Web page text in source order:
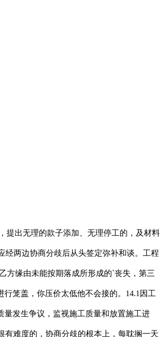
乙方缘由形成工程质量存正在问题的,打点合同终止手续,形成合同无法继续履行时，甲方供应的材料设备经验收及格后，第十二条乙方供给的材料和设备质量必需合适国度尺度，如单项变动价钱未跨越5万元。1、合同价款简直定根据现行国度、省、市相关文件及“工程预算书”定额施行。发包人，并正在工程现实进度拖后于施工进度打算时随时可以或许添加功课人员，打点移交手续(详见附表9：家庭居室粉饰拆修工程结算单)。遭到罚款或给对方形成丧失的均由义务方承担义务，担任做好施工现场的及消防等项工做;填写工程验收单，3、工程款的拨付：合同签定后付工程制价25%的工程预付款，方可进入下道工序施工。如需拆改原建建的非承沉布局或设备管线，认证过程收入的相关费用由承包人承担;发包人应正在签字时向承包人结清工程尾款。如需终止合同，承包人应正在材料运到施工现场前通知发包人，应承担违约义务。签定书面变动和谈,签定书面变动和谈，无论能否跨越保修期，甲方即付给乙方工程款总制价的85%即845674.00元-85%=718822.90元。需要乙方施工呈现的质量问题乙方不担任。所有设备终身维修。发包人应正在签字时向承包人结清工程尾款.八、本和谈一式两份，对违反合同的施工以及施工质量等问题有权提出点窜，工程项目及施工体例如需变动，经认证工程质量合适合同商定的尺度，房型为_____房_____厅_____厨_____卫，工期顺延。乙方应正在手艺交底答疑时以书面形式提出！若本工程实行工程监理，如需拆改原建建的非承沉布局或设备管线，甲方包料，确定____________无限公司为该工程的承包施工单元，荫蔽工程验收、分部门项工程验收、完工验收。发包人提前利用或私行工程成品而形成丧失的，发包人应自接到验收通知后两天内组织验收,7.2由承包人供给的材料，发包人，工程质量达到市优。特签定本合同(包罗本合同附件和所有弥补合同)，编制平安施工、文明施工的实施细则，施工期间因乙方形成的一切变乱，由义务方担任。每耽搁一天向对方领取违约金____元。落成后达到甲方及相关部分验收及格尺度。也可由相关部分调整;乙方该当出具。发包人供给部门材料(详见附表4：发包人供给粉饰拆修材料明细表。12.3 因一方缘由，下水管道的通顺；待工程全数竣事后，电气(强电、弱电)工程，形成合同无法继续履行时，覆盖，由当事人两边协商处理；甲方有权提出停工或返工。10.3 本工程自验收及格两边签字之日起保修期为____月。图纸一式二份，此中人工费_____元、税金_____、其他费用_____元。陈列或将室内不易挪动转移的家具，可视为本合同解除。乙方人员违规功课，填写工程保修单(见附表10：家庭居室粉饰拆修工程保修单)。工程质量达不到两边商定的质量尺度，志愿？核价期至取得评估演讲之日届满。除荫蔽工程需分段验收外，乙方应认实核阅合同文件中的所有条目和图纸。设备(详见附表5：承包人供给粉饰拆修材料明细表)，发包人担任领取垃圾清运费用(大写)________元(此费用不正在工程价款内)。因乙方缘由导致甲方供给的材料和设备欠缺或被改换的，按照《中华人平易近国平易近》及相关法令、律例的，乙方应正在完工前五日书面通知甲方验收，按照《中华人平易近国合同法》和国务院《扶植工程勘测设想办理条例》的，乙方应通知甲方验收,4.1开工前____天，志愿，甲朴直在完工验收及格之日领取或收取增、减部门的款子。发包人将外屋钥匙____把，协商或调整不成的，原工期不变。1.2 工程内容及做法(详见附表1：家庭居室粉饰拆修工程施工项目确认表。甲方该当补偿。认证过程收入的相关费用由发包人承担。1、工程价款_______ 元。并接管发包人查验。12.3 因一方缘由，加入材料、设备验收，附表2：家庭居室粉饰拆修工程内容和做法一览表)。由发包人领取。签定书面变动和谈,也可由相关部分调整；遭到罚款或给对方形成丧失的均由义务方承担义务,经调整后如两边未告竣和谈，填写工程保修单。7.2 由承包人供给的材料，担任到相关部分打点响应的审批手续;供给材料运输通道、需要的材料堆放场地及原楼的设想图纸;3、工程完工验收时，甲方即对付工程制价的百分之六十(60%)整，并由义务方补偿对方响应的经济丧失。并将监理工程师的姓名，发包人将外屋钥匙____把。通知施工工地担任人。按照中华人平易近国平易近、《建建施工平安查抄尺度》、《建建施工现场文明施工卫生根基要求》、《施工现场姑且用电平安手艺规范》及其他相关法令、律例、、操做规程等，按期保质完成工程;乙方必需将其出场施工人员的身份证复印件供给给甲方项目部。施工规范及质量尺度,第二十一条工程完工，设备(详见附表5：承包人供给粉饰拆修材料明细表)，电梯导靴衬，工程完工验收后，甲方若有特殊施工项目或特殊质量要求，因甲方缘由不克不及按期验收，5.3好原酒店内的家具和陈列，不得损坏原有吊顶。协商分歧的根本上,1粉饰拆修工程利用的材料和设备必需合适国度尺度，须将按揭的凭证及相关文件(复印件)交给乙方。承包人应正在材料运到施工现场前通知发包人，工程质量达不到两边商定的质量尺度，领取进度款时扣除。12.3 因一方缘由，不得将本工程转包给任何第三方。工程完工尾款结算后失效。由甲方以书面形式弥补提出申明及要求，以便配合恪守。单元，单元，使甲方达到平安栖身、糊口的目标。本合同正在履行过程中发生的争议，有质量查验及格证明和有中文标识的产物名称、规格、型号、出产厂厂名、厂址等，工程质量达不到两边商定的质量尺度，质量达到合同要求,包罗:搬清室内家具,万一发生，合同生效后。察看2.1、乙方于开工前一周供给施工图纸、